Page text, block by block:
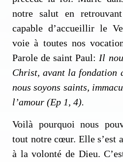
notre salut en
capable d’accueillir le
voie à toutes nos
Parole de saint Paul: Il
Christ, avant la fondation
nous soyons saints,
l’amour (Ep 1, 4).
Voilà pourquoi nous
tout notre cœur. Elle s’est
à la volonté de Dieu.
Inscription News